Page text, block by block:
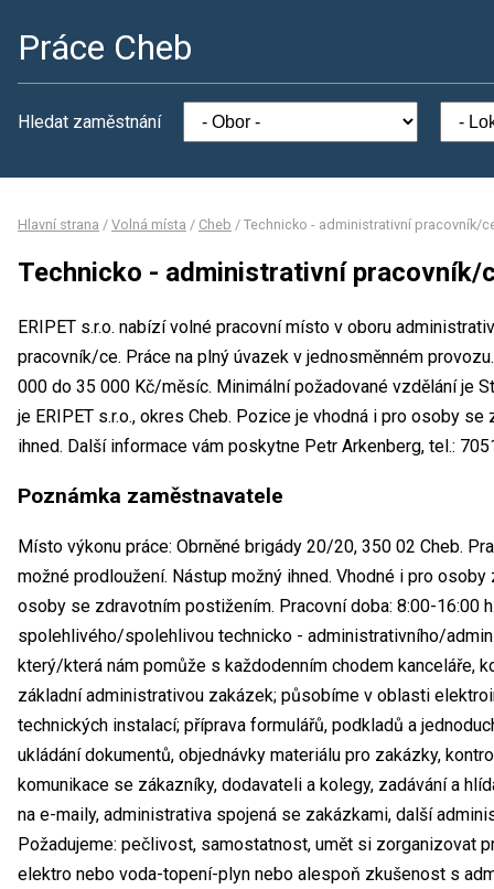
Práce Cheb
Hledat zaměstnání
Hlavní strana / Volná místa / Cheb / Technicko - administrativní pracovník/
Technicko - administrativní pracovník/
ERIPET s.r.o. nabízí volné pracovní místo v oboru
pracovník/ce. Práce na plný úvazek v jednosměnném
000 do 35 000 Kč/měsíc. Minimální požadované vzdělání je
je ERIPET s.r.o., okres Cheb. Pozice je vhodná i pro osoby
ihned. Další informace vám poskytne Petr Arkenberg, tel.:
Poznámka zaměstnavatele
Místo výkonu práce: Obrněné brigády 20/20, 350 02 Cheb.
možné prodloužení. Nástup možný ihned. Vhodné i pro
osoby se zdravotním postižením. Pracovní doba: 8:00-16:00
spolehlivého/spolehlivou technicko - administrativního/
který/která nám pomůže s každodenním chodem kanceláře,
základní administrativou zakázek; působíme v oblasti
technických instalací; příprava formulářů, podkladů a
ukládání dokumentů, objednávky materiálu pro zakázky,
komunikace se zákazníky, dodavateli a kolegy, zadávání a
na e-maily, administrativa spojená se zakázkami, další
Požadujeme: pečlivost, samostatnost, umět si zorganizovat
elektro nebo voda-topení-plyn nebo alespoň zkušenost s